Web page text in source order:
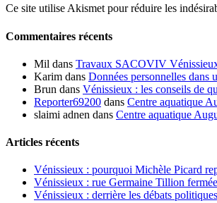
Ce site utilise Akismet pour réduire les
Commentaires récents
Mil dans Travaux SACOVIV
Karim dans Données personnelles dans
Brun dans Vénissieux : les conseils de
Reporter69200 dans Centre aquatique
slaimi adnen dans Centre aquatique
Articles récents
Vénissieux : pourquoi Michèle Picard
Vénissieux : rue Germaine Tillion
Vénissieux : derrière les débats